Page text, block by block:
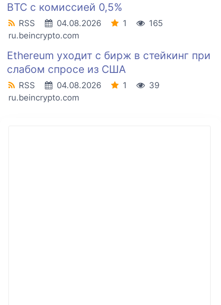
BTC с комиссией 0,5%
RSS 04.08.2026 1
165
ru.beincrypto.com
Ethereum уходит с бирж в стейкинг при
слабом спросе из США
RSS 04.08.2026 1
39
ru.beincrypto.com